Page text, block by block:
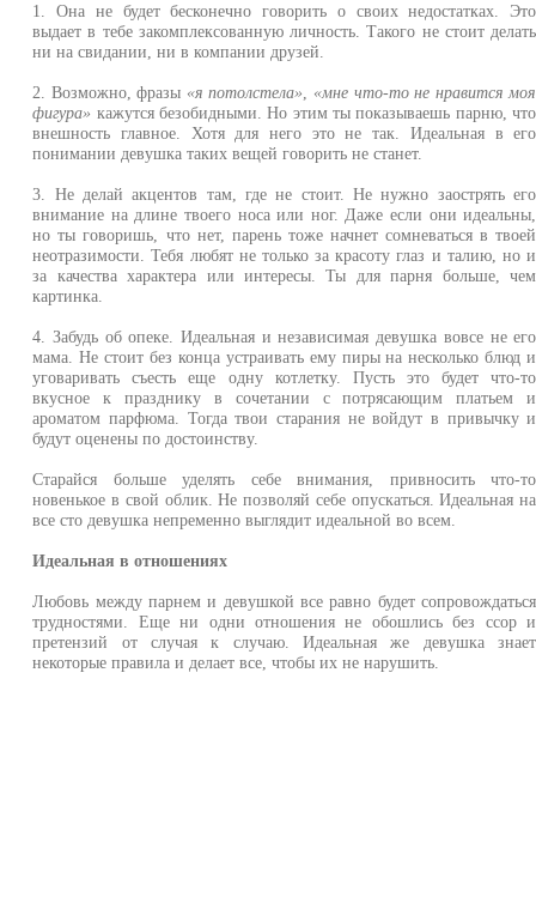
1. Она не будет бесконечно говорить о своих недостатках. Это
выдает в тебе закомплексованную личность. Такого не стоит делать
ни на свидании, ни в компании друзей.
2. Возможно, фразы «я потолстела»
«мне что-то не нравится моя
фигура» кажутся безобидными. Но этим ты показываешь парню, что
внешность главное. Хотя для него это не так. Идеальная в его
понимании девушка таких вещей говорить не станет.
3. Не делай акцентов там, где не стоит. Не нужно заострять его
внимание на длине твоего носа или ног. Даже если они идеальны,
но ты говоришь, что нет, парень тоже начнет сомневаться в твоей
неотразимости. Тебя любят не только за красоту глаз и талию, но и
за качества характера или интересы. Ты для парня больше, чем
картинка.
4. Забудь об опеке. Идеальная и независимая девушка вовсе не его
мама. Не стоит без конца устраивать ему пиры на несколько блюд и
уговаривать съесть еще одну котлетку. Пусть это будет что-то
вкусное к празднику в сочетании с потрясающим платьем и
ароматом парфюма. Тогда твои старания не войдут в привычку и
будут оценены по достоинству.
Старайся больше уделять себе внимания, привносить что-то
новенькое в свой облик. Не позволяй себе опускаться. Идеальная на
все сто девушка непременно выглядит идеальной во всем.
Идеальная в отношениях
Любовь между парнем и девушкой все равно будет сопровождаться
трудностями. Еще ни одни отношения не обошлись без ссор и
претензий от случая к случаю. Идеальная же девушка знает
некоторые правила и делает все, чтобы их не нарушить.